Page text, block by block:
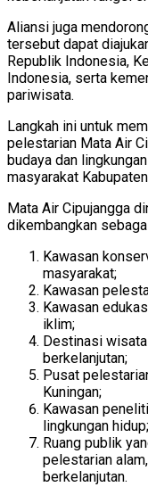
Aliansi juga
tersebut dapat
Republik Indonesia,
Indonesia, serta
pariwisata.
Langkah ini untuk
pelestarian Mata Air
budaya dan
masyarakat
Mata Air Cipujangga
dikembangkan
Kawasan
masyarakat;
Kawasan
Kawasan
iklim;
Destinasi
berkelanjutan;
Pusat
Kuningan;
Kawasan
lingkungan hidup;
Ruang publik
pelestarian
berkelanjutan.